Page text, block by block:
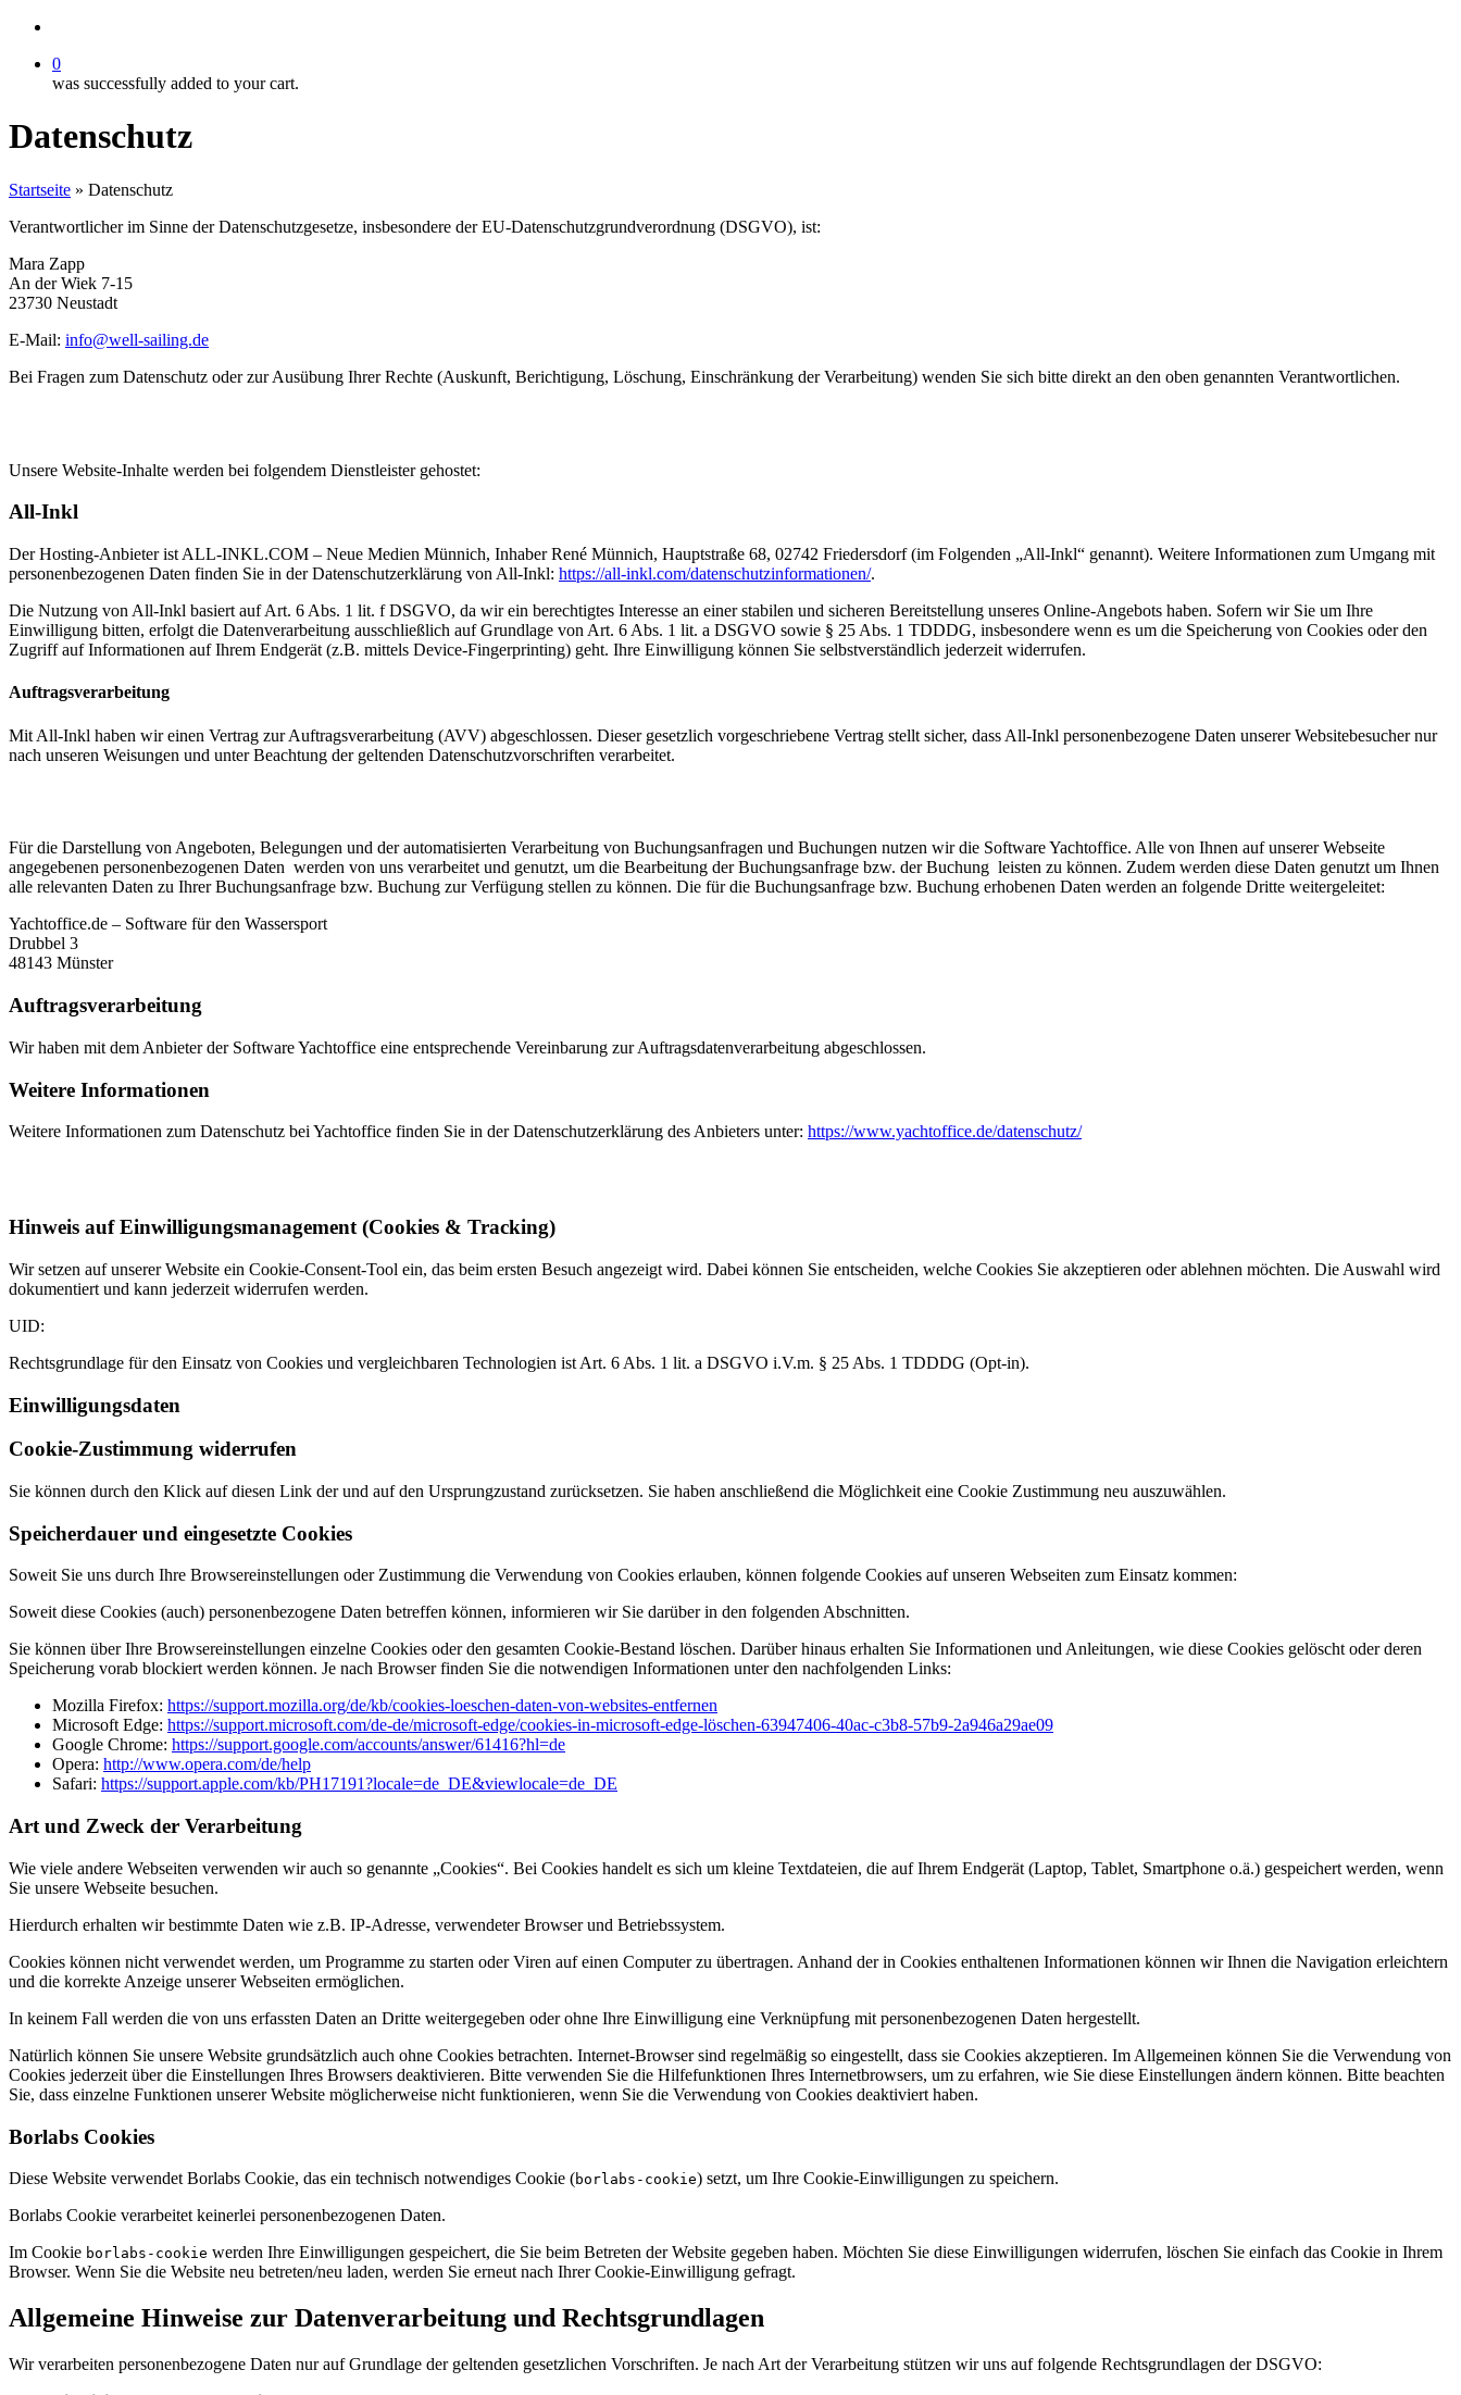
0
was successfully added to your cart.
Datenschutz
Startseite » Datenschutz
Verantwortlicher im Sinne der Datenschutzgesetze, insbesondere der EU-Datenschutzgrundverordnung (DSGVO), ist:
Mara Zapp
An der Wiek 7-15
23730 Neustadt
E-Mail: info@well-sailing.de
Bei Fragen zum Datenschutz oder zur Ausübung Ihrer Rechte (Auskunft, Berichtigung, Löschung, Einschränkung der Verarbeitung) wenden Sie sich bitte direkt an den oben genannten Verantwortlichen.
Unsere Website-Inhalte werden bei folgendem Dienstleister gehostet:
All-Inkl
Der Hosting-Anbieter ist ALL-INKL.COM – Neue Medien Münnich, Inhaber René Münnich, Hauptstraße 68, 02742 Friedersdorf (im Folgenden „All-Inkl“ genannt). Weitere Informationen zum Umgang mit
personenbezogenen Daten finden Sie in der Datenschutzerklärung von All-Inkl: https://all-inkl.com/datenschutzinformationen/.
Die Nutzung von All-Inkl basiert auf Art. 6 Abs. 1 lit. f DSGVO, da wir ein berechtigtes Interesse an einer stabilen und sicheren Bereitstellung unseres Online-Angebots haben. Sofern wir Sie um Ihre
Einwilligung bitten, erfolgt die Datenverarbeitung ausschließlich auf Grundlage von Art. 6 Abs. 1 lit. a DSGVO sowie § 25 Abs. 1 TDDDG, insbesondere wenn es um die Speicherung von Cookies oder den
Zugriff auf Informationen auf Ihrem Endgerät (z.B. mittels Device-Fingerprinting) geht. Ihre Einwilligung können Sie selbstverständlich jederzeit widerrufen.
Auftragsverarbeitung
Mit All-Inkl haben wir einen Vertrag zur Auftragsverarbeitung (AVV) abgeschlossen. Dieser gesetzlich vorgeschriebene Vertrag stellt sicher, dass All-Inkl personenbezogene Daten unserer Websitebesucher nur
nach unseren Weisungen und unter Beachtung der geltenden Datenschutzvorschriften verarbeitet.
Für die Darstellung von Angeboten, Belegungen und der automatisierten Verarbeitung von Buchungsanfragen und Buchungen nutzen wir die Software Yachtoffice. Alle von Ihnen auf unserer Webseite
angegebenen personenbezogenen Daten werden von uns verarbeitet und genutzt, um die Bearbeitung der Buchungsanfrage bzw. der Buchung leisten zu können. Zudem werden diese Daten genutzt um Ihnen
alle relevanten Daten zu Ihrer Buchungsanfrage bzw. Buchung zur Verfügung stellen zu können. Die für die Buchungsanfrage bzw. Buchung erhobenen Daten werden an folgende Dritte weitergeleitet:
Yachtoffice.de – Software für den Wassersport
Drubbel 3
48143 Münster
Auftragsverarbeitung
Wir haben mit dem Anbieter der Software Yachtoffice eine entsprechende Vereinbarung zur Auftragsdatenverarbeitung abgeschlossen.
Weitere Informationen
Weitere Informationen zum Datenschutz bei Yachtoffice finden Sie in der Datenschutzerklärung des Anbieters unter: https://www.yachtoffice.de/datenschutz/
Hinweis auf Einwilligungsmanagement (Cookies & Tracking)
Wir setzen auf unserer Website ein Cookie-Consent-Tool ein, das beim ersten Besuch angezeigt wird. Dabei können Sie entscheiden, welche Cookies Sie akzeptieren oder ablehnen möchten. Die Auswahl wird
dokumentiert und kann jederzeit widerrufen werden.
UID:
Rechtsgrundlage für den Einsatz von Cookies und vergleichbaren Technologien ist Art. 6 Abs. 1 lit. a DSGVO i.V.m. § 25 Abs. 1 TDDDG (Opt-in).
Einwilligungsdaten
Cookie-Zustimmung widerrufen
Sie können durch den Klick auf diesen Link derund auf den Ursprungzustand zurücksetzen. Sie haben anschließend die Möglichkeit eine Cookie Zustimmung neu auszuwählen.
Speicherdauer und eingesetzte Cookies
Soweit Sie uns durch Ihre Browsereinstellungen oder Zustimmung die Verwendung von Cookies erlauben, können folgende Cookies auf unseren Webseiten zum Einsatz kommen:
Soweit diese Cookies (auch) personenbezogene Daten betreffen können, informieren wir Sie darüber in den folgenden Abschnitten.
Sie können über Ihre Browsereinstellungen einzelne Cookies oder den gesamten Cookie-Bestand löschen. Darüber hinaus erhalten Sie Informationen und Anleitungen, wie diese Cookies gelöscht oder deren
Speicherung vorab blockiert werden können. Je nach Browser finden Sie die notwendigen Informationen unter den nachfolgenden Links:
Mozilla Firefox: https://support.mozilla.org/de/kb/cookies-loeschen-daten-von-websites-entfernen
Microsoft Edge: https://support.microsoft.com/de-de/microsoft-edge/cookies-in-microsoft-edge-löschen-63947406-40ac-c3b8-57b9-2a946a29ae09
Google Chrome: https://support.google.com/accounts/answer/61416?hl=de
Opera: http://www.opera.com/de/help
Safari: https://support.apple.com/kb/PH17191?locale=de_DE&viewlocale=de_DE
Art und Zweck der Verarbeitung
Wie viele andere Webseiten verwenden wir auch so genannte „Cookies“. Bei Cookies handelt es sich um kleine Textdateien, die auf Ihrem Endgerät (Laptop, Tablet, Smartphone o.ä.) gespeichert werden, wenn
Sie unsere Webseite besuchen.
Hierdurch erhalten wir bestimmte Daten wie z.B. IP-Adresse, verwendeter Browser und Betriebssystem.
Cookies können nicht verwendet werden, um Programme zu starten oder Viren auf einen Computer zu übertragen. Anhand der in Cookies enthaltenen Informationen können wir Ihnen die Navigation erleichtern
und die korrekte Anzeige unserer Webseiten ermöglichen.
In keinem Fall werden die von uns erfassten Daten an Dritte weitergegeben oder ohne Ihre Einwilligung eine Verknüpfung mit personenbezogenen Daten hergestellt.
Natürlich können Sie unsere Website grundsätzlich auch ohne Cookies betrachten. Internet-Browser sind regelmäßig so eingestellt, dass sie Cookies akzeptieren. Im Allgemeinen können Sie die Verwendung von
Cookies jederzeit über die Einstellungen Ihres Browsers deaktivieren. Bitte verwenden Sie die Hilfefunktionen Ihres Internetbrowsers, um zu erfahren, wie Sie diese Einstellungen ändern können. Bitte beachten
Sie, dass einzelne Funktionen unserer Website möglicherweise nicht funktionieren, wenn Sie die Verwendung von Cookies deaktiviert haben.
Borlabs Cookies
Diese Website verwendet Borlabs Cookie, das ein technisch notwendiges Cookie (borlabs-cookie) setzt, um Ihre Cookie-Einwilligungen zu speichern.
Borlabs Cookie verarbeitet keinerlei personenbezogenen Daten.
Im Cookie borlabs-cookie werden Ihre Einwilligungen gespeichert, die Sie beim Betreten der Website gegeben haben. Möchten Sie diese Einwilligungen widerrufen, löschen Sie einfach das Cookie in Ihrem
Browser. Wenn Sie die Website neu betreten/neu laden, werden Sie erneut nach Ihrer Cookie-Einwilligung gefragt.
Allgemeine Hinweise zur Datenverarbeitung und Rechtsgrundlagen
Wir verarbeiten personenbezogene Daten nur auf Grundlage der geltenden gesetzlichen Vorschriften. Je nach Art der Verarbeitung stützen wir uns auf folgende Rechtsgrundlagen der DSGVO: